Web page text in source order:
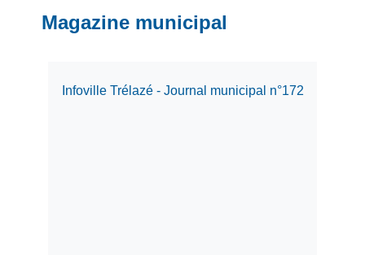
Magazine municipal
Infoville Trélazé - Journal municipal n°172